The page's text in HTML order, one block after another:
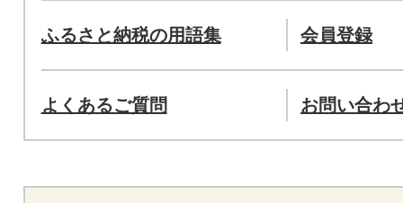
ふるさと納税の用語集 会員登録
よくあるご質問 お問い合わ